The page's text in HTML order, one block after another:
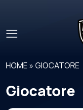
HOME »GIOCATORE
Giocatore